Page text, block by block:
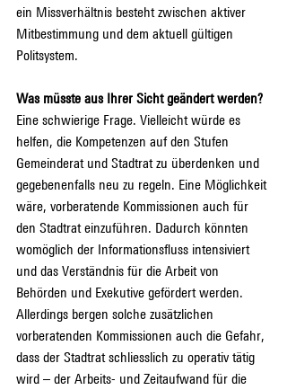
ein Missverhältnis besteht zwischen aktiver
Mitbestimmung und dem aktuell gültigen
Politsystem.
Was müsste aus Ihrer Sicht geändert werden?
Eine schwierige Frage. Vielleicht würde es
helfen, die Kompetenzen auf den Stufen
Gemeinderat und Stadtrat zu überdenken und
gegebenenfalls neu zu regeln. Eine Möglichkeit
wäre, vorberatende Kommissionen auch für
den Stadtrat einzuführen. Dadurch könnten
womöglich der Informationsfluss intensiviert
und das Verständnis für die Arbeit von
Behörden und Exekutive gefördert werden.
Allerdings bergen solche zusätzlichen
vorberatenden Kommissionen auch die Gefahr,
dass der Stadtrat schliesslich zu operativ tätig
wird – der Arbeits- und Zeitaufwand für die